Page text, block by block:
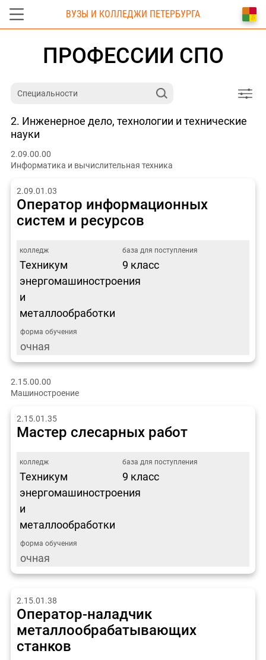
ВУЗЫ И КОЛЛЕДЖИ ПЕТЕРБУРГА
ПРОФЕССИИ СПО
2. Инженерное дело, технологии и технические
науки
2.09.00.00
Информатика и вычислительная техника
2.09.01.03
Оператор информационных
систем и ресурсов
Техникум
энергомашиностроения
и
металлообработки
9 класс
очная
2.15.00.00
Машиностроение
2.15.01.35
Мастер слесарных работ
Техникум
энергомашиностроения
и
металлообработки
9 класс
очная
2.15.01.38
Оператор-наладчик
металлообрабатывающих
станков